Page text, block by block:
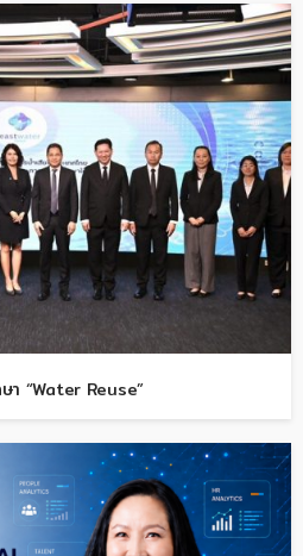
า “Water Reuse”